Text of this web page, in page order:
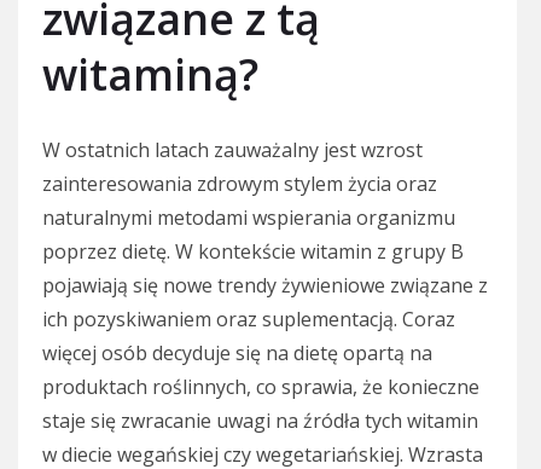
związane z tą
witaminą?
W ostatnich latach zauważalny jest wzrost
zainteresowania zdrowym stylem życia oraz
naturalnymi metodami wspierania organizmu
poprzez dietę. W kontekście witamin z grupy B
pojawiają się nowe trendy żywieniowe związane z
ich pozyskiwaniem oraz suplementacją. Coraz
więcej osób decyduje się na dietę opartą na
produktach roślinnych, co sprawia, że konieczne
staje się zwracanie uwagi na źródła tych witamin
w diecie wegańskiej czy wegetariańskiej. Wzrasta